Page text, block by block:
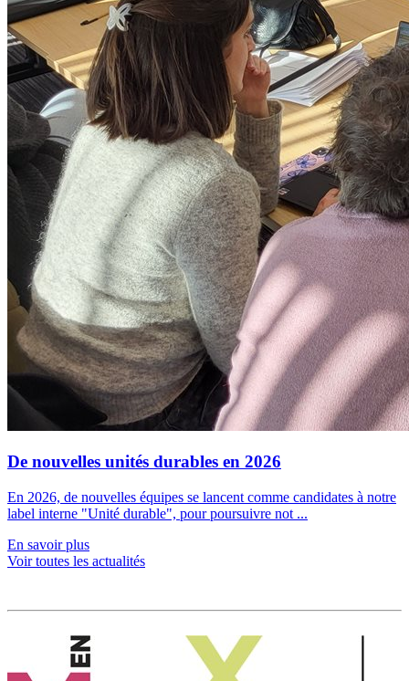
De nouvelles unités durables en 2026
En 2026, de nouvelles équipes se lancent comme candidates à notre
label interne "Unité durable", pour poursuivre not ...
En savoir plus
Voir toutes les actualités